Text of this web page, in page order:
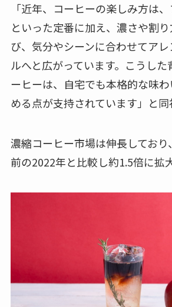
「近年、コーヒーの楽しみ方は
といった定番に加え、濃さや割
び、気分やシーンに合わせてア
ルへと広がっています。こうし
ーヒーは、自宅でも本格的な味
める点が支持されています」と同
濃縮コーヒー市場は伸長してお
前の2022年と比較し約1.5倍に拡